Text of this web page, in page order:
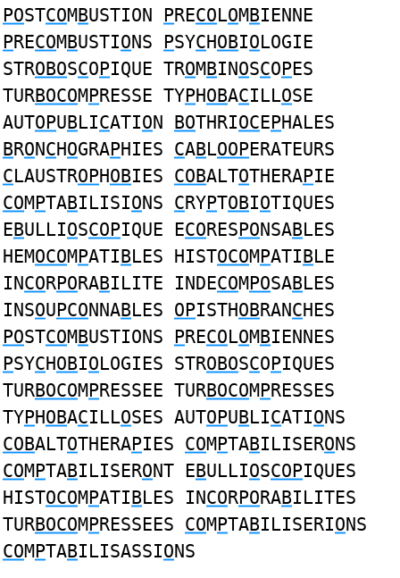
POSTCOMBUSTION PRECOLOMBIENNE
PRECOMBUSTIONS PSYCHOBIOLOGIE
STROBOSCOPIQUE TROMBINOSCOPES
TURBOCOMPRESSE TYPHOBACILLOSE
AUTOPUBLICATION BOTHRIOCEPHALES
BRONCHOGRAPHIES CABLOOPERATEURS
CLAUSTROPHOBIES COBALTOTHERAPIE
COMPTABILISIONS CRYPTOBIOTIQUES
EBULLIOSCOPIQUE ECORESPONSABLES
HEMOCOMPATIBLES HISTOCOMPATIBLE
INCORPORABILITE INDECOMPOSABLES
INSOUPCONNABLES OPISTHOBRANCHES
POSTCOMBUSTIONS PRECOLOMBIENNES
PSYCHOBIOLOGIES STROBOSCOPIQUES
TURBOCOMPRESSEE TURBOCOMPRESSES
TYPHOBACILLOSES AUTOPUBLICATIONS
COBALTOTHERAPIES COMPTABILISERONS
COMPTABILISERONT EBULLIOSCOPIQUES
HISTOCOMPATIBLES INCORPORABILITES
TURBOCOMPRESSEES COMPTABILISERIONS
COMPTABILISASSIONS